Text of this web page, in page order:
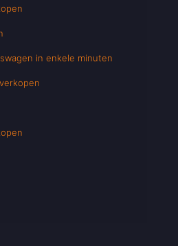
in enkele minuten